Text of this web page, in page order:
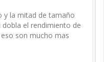
y la mitad de tamaño
el rendimiento de
son mucho mas